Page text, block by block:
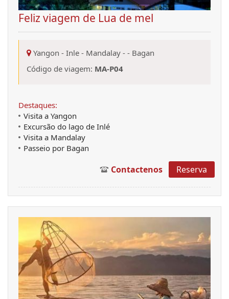
Feliz viagem de Lua de mel
Yangon - Inle - Mandalay - - Bagan
Código de viagem: MA-P04
Destaques:
Visita a Yangon
Excursão do lago de Inlé
Visita a Mandalay
Passeio por Bagan
Contactenos Reserva